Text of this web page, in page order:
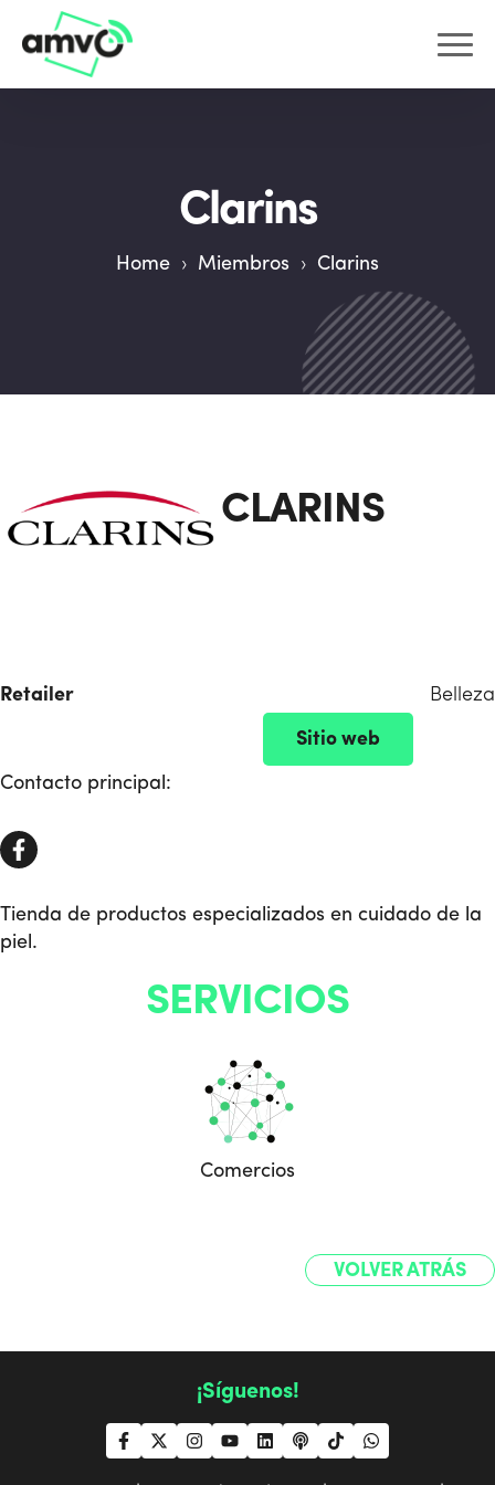
Clarins
Home › Miembros › Clarins
CLARINS
Retailer Belleza
Sitio web
Contacto principal:
Tienda de productos especializados en cuidado de la
piel.
SERVICIOS
Comercios
VOLVER ATRÁS
¡Síguenos!